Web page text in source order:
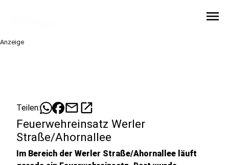
menu
Anzeige
Teilen: mailopen_in_new
Feuerwehreinsatz Werler
Straße/Ahornallee
Im Bereich der Werler Straße/Ahornallee läuft